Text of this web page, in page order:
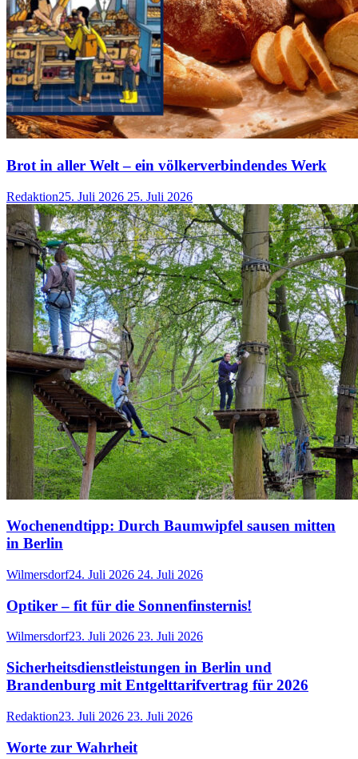
Brot in aller Welt – ein völkerverbindendes Werk
Redaktion25. Juli 2026 25. Juli 2026
Wochenendtipp: Durch Baumwipfel sausen mitten
in Berlin
Wilmersdorf24. Juli 2026 24. Juli 2026
Optiker – fit für die Sonnenfinsternis!
Wilmersdorf23. Juli 2026 23. Juli 2026
Sicherheitsdienstleistungen in Berlin und
Brandenburg mit Entgelttarifvertrag für 2026
Redaktion23. Juli 2026 23. Juli 2026
Worte zur Wahrheit